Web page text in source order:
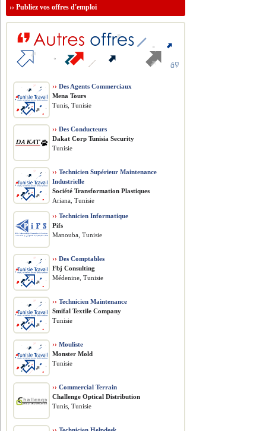
››Publiez vos offres d'emploi
›› Des Agents Commerciaux
Mena Tours
Tunis, Tunisie
›› Des Conducteurs
Dakat Corp Tunisia Security
Tunisie
›› Technicien Supérieur Maintenance
Industrielle
Société Transformation Plastiques
Ariana, Tunisie
›› Technicien Informatique
Pifs
Manouba, Tunisie
›› Des Comptables
Fbj Consulting
Médenine, Tunisie
›› Technicien Maintenance
Smifal Textile Company
Tunisie
›› Mouliste
Monster Mold
Tunisie
›› Commercial Terrain
Challenge Optical Distribution
Tunis, Tunisie